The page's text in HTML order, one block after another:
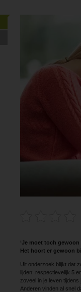
‘Je moet toch
Het hoort er gewoon
Uit onderzoek blijkt dat
lijden: respectievelijk 5
zoveel in je leven
Anderen vinden al snel